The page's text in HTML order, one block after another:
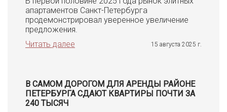
апартаментов Санкт-Петербурга
продемонстрировал уверенное увеличение
предложения.
Читать далее
15 августа 2025 г.
В САМОМ ДОРОГОМ ДЛЯ АРЕНДЫ РАЙОНЕ
ПЕТЕРБУРГА СДАЮТ КВАРТИРЫ ПОЧТИ ЗА
240 ТЫСЯЧ